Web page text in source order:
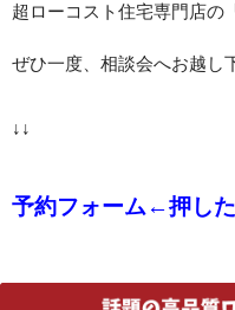
超ローコスト住宅専門店の
ぜひ一度、相談会へお越し
↓↓
予約フォーム←押し